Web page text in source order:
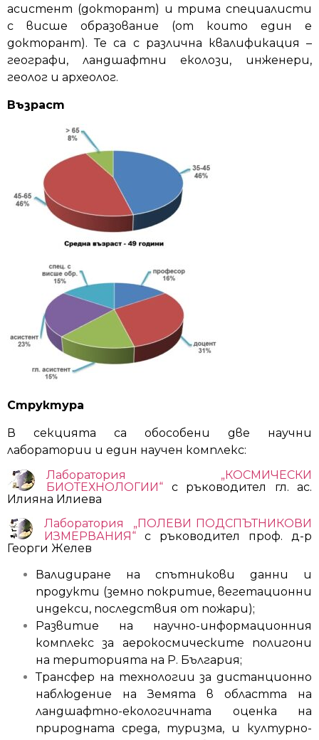
асистент (докторант) и трима специалисти
с висше образование (от които един е
докторант). Те са с различна квалификация –
географи, ландшафтни еколози, инженери,
геолог и археолог.
Възраст
Структура
В секцията са обособени две научни
лаборатории и един научен комплекс:
Лаборатория „КОСМИЧЕСКИ
БИОТЕХНОЛОГИИ“ с ръководител гл. ас.
Илияна Илиева
Лаборатория „ПОЛЕВИ ПОДСПЪТНИКОВИ
ИЗМЕРВАНИЯ“ с ръководител проф. д-р
Георги Желев
Валидиране на спътникови данни и
продукти (земно покритие, вегетационни
индекси, последствия от пожари);
Развитие на научно-информационния
комплекс за аерокосмическите полигони
на територията на Р. България;
Трансфер на технологии за дистанционно
наблюдение на Земята в областта на
ландшафтно-екологичната оценка на
природната среда, туризма, и културно-